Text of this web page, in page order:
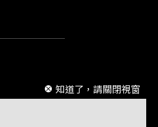
知道了，請關閉視窗